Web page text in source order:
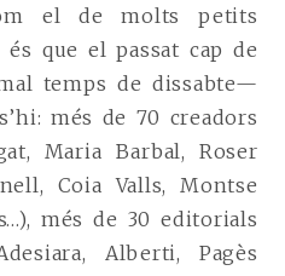
el de molts petits
que el passat cap de
temps de dissabte—
més de 70 creadors
Maria Barbal, Roser
Coia Valls, Montse
més de 30 editorials
Alberti, Pagès